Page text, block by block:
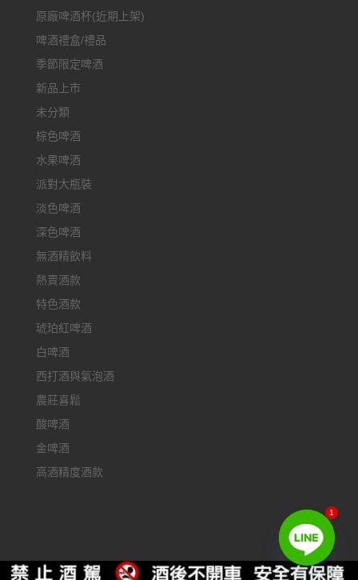
原廠啤酒杯(近期上架)
啤酒禮盒/禮品
季節限定啤酒
新品上市
未分類
棕色啤酒
水果啤酒
派對大瓶裝
淡色啤酒
深色啤酒
無酒精飲料
熱賣酒款
特色酒款
琥珀紅啤酒
白啤酒
西打酒與氣泡酒
農莊喜鬆
酸啤酒
金啤酒
高酒精度酒款
1